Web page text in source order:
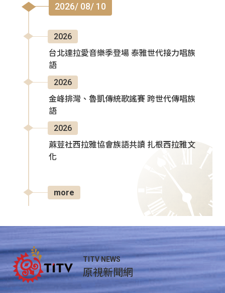
2026/ 08/ 10
2026
台北達拉愛音樂季登場 泰雅世代接力唱族
語
2026
金峰排灣、魯凱傳統歌謠賽 跨世代傳唱族
語
2026
蔴荳社西拉雅協會族語共讀 扎根西拉雅文
化
more
TITV NEWS
原視新聞網